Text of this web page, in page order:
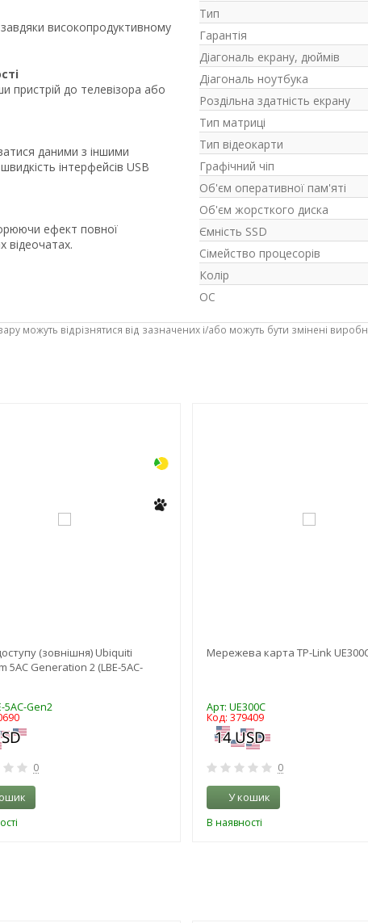
високопродуктивному
пристрій до телевізора або
даними з іншими
інтерфейсів USB
ефект повної
відеочатах.
Тип
Гарантія
Діагональ екрану, дюймів
Діагональ ноутбука
Роздільна здатність екрану
Тип матриці
Тип відеокарти
Графічний чіп
Об'єм оперативної пам'яті
Об'єм жорсткого диска
Ємність SSD
Сімейство процесорів
Колір
ОС
можуть відрізнятися від зазначених і/або можуть бути змінені
(зовнішня) Ubiquiti
5AC Generation 2 (LBE-5AC-
5AC-Gen2
0
Мережева карта TP-Link
Арт: UE300C
Код: 379409
0
У кошик
В наявності